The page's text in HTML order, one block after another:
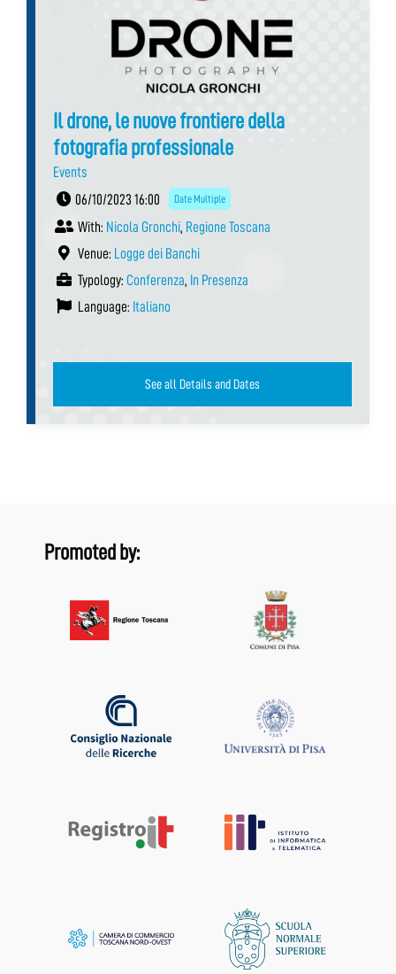
Il drone, le nuove frontiere della
fotografia professionale
Events
06/10/2023 16:00
Date Multiple
With: Nicola Gronchi, Regione Toscana
Venue: Logge dei Banchi
Typology: Conferenza, In Presenza
Language: Italiano
See all Details and Dates
Promoted by: